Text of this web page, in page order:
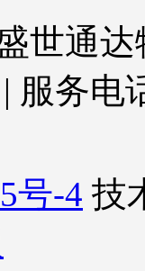
世通
服务电
号-4 技